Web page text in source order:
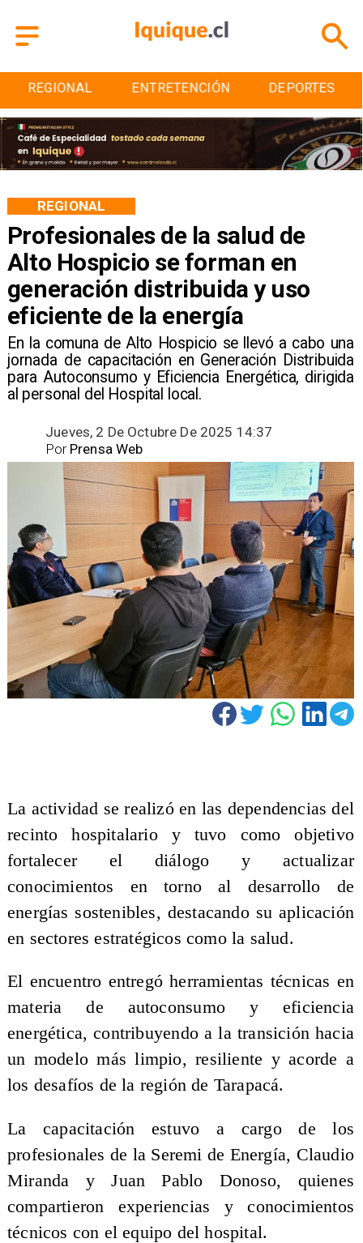
ENTRETENCIÓN DEPORTES CULTURA
Profesionales de la salud de
Alto Hospicio se forman en
generación distribuida y uso
eficiente de la energía
En la comuna de Alto Hospicio se llevó a cabo una
jornada de capacitación en Generación Distribuida
para Autoconsumo y Eficiencia Energética, dirigida
al personal del Hospital local.
REGIONAL
Jueves, 2 De Octubre De 2025 14:37
Prensa Web
Por
La actividad se realizó en las dependencias del
recinto hospitalario y tuvo como objetivo
fortalecer el diálogo y actualizar
conocimientos en torno al desarrollo de
energías sostenibles, destacando su aplicación
en sectores estratégicos como la salud.
El encuentro entregó herramientas técnicas en
materia de autoconsumo y eficiencia
energética, contribuyendo a la transición hacia
un modelo más limpio, resiliente y acorde a
los desafíos de la región de Tarapacá.
La capacitación estuvo a cargo de los
profesionales de la Seremi de Energía, Claudio
Miranda y Juan Pablo Donoso, quienes
compartieron experiencias y conocimientos
técnicos con el equipo del hospital.